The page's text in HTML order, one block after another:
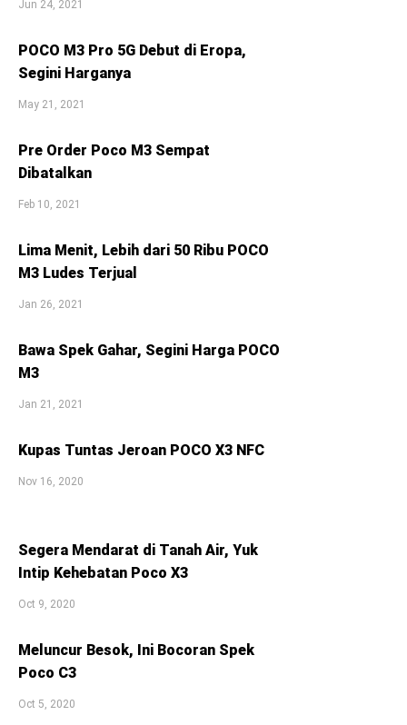
Jun 24, 2021
POCO M3 Pro 5G Debut di Eropa,
Segini Harganya
May 21, 2021
Pre Order Poco M3 Sempat
Dibatalkan
Feb 10, 2021
Lima Menit, Lebih dari 50 Ribu POCO
M3 Ludes Terjual
Jan 26, 2021
Bawa Spek Gahar, Segini Harga POCO
M3
Jan 21, 2021
Kupas Tuntas Jeroan POCO X3 NFC
Nov 16, 2020
Segera Mendarat di Tanah Air, Yuk
Intip Kehebatan Poco X3
Oct 9, 2020
Meluncur Besok, Ini Bocoran Spek
Poco C3
Oct 5, 2020